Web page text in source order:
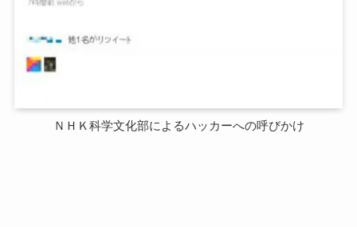
ＮＨＫ科学文化部によるハッカーへの呼びかけ